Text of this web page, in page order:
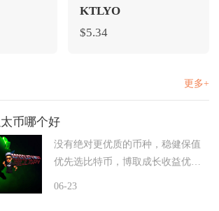
KTLYO
$5.34
更多+
币哪个好
没有绝对更优质的币种，稳健保值
优先选比特币，博取成长收益优
06-23